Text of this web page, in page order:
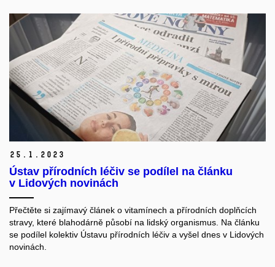
25. 1. 2023
Ústav přírodních léčiv se podílel na článku
v Lidových novinách
Přečtěte si zajímavý článek o vitamínech a přírodních doplňcích
stravy, které blahodárně působí na lidský organismus. Na článku
se podílel kolektiv Ústavu přírodních léčiv a vyšel dnes v Lidových
novinách.